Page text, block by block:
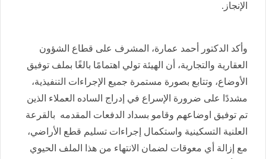
الإنجاز.
وأكد الدكتور أحمد عمارة، المشرف على قطاع الشؤون
العقارية والتجارية، أن الهيئة تولي اهتمامًا بالغًا بملف توفيق
الأوضاع، وتتابع بصورة مستمرة جميع الإجراءات التنفيذية،
مشددًا على ضرورة الإسراع في إدراج الساده العملاء الذين
تم توفيق اوضاعهم وقامو بسداد الدفعات المقدمه بالقرعة
العلنية التسكينية واستكمال إجراءات تسليم قطع الأراضي،
مع إزالة أي معوقات لضمان الانتهاء من هذا الملف الحيوي